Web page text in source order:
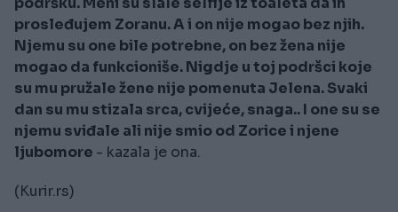
prosleđujem Zoranu. A i on nije mogao bez njih.
Njemu su one bile potrebne, on bez žena nije
mogao da funkcioniše. Nigdje u toj podršci koje
su mu pružale žene nije pomenuta Jelena. Svaki
dan su mu stizala srca, cvijeće, snaga.. I one su se
njemu sviđale ali nije smio od Zorice i njene
ljubomore - kazala je ona.
(Kurir.rs)